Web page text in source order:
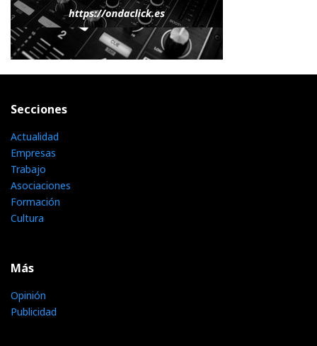
Secciones
Actualidad
Empresas
Trabajo
Asociaciones
Formación
Cultura
Más
Opinión
Publicidad